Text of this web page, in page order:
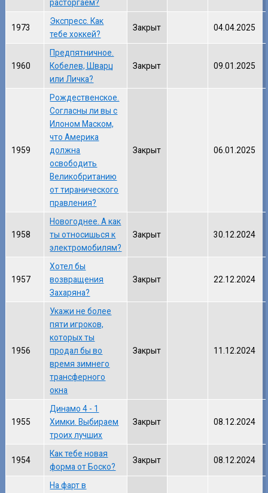
расторгаем?
1973
Экспресс. Как
тебе хоккей?
Закрыт 04.04.2025
1960
Предпятничное.
Кобелев, Шварц
или Личка?
Закрыт 09.01.2025
1959
Рождественское.
Согласны ли вы с
Илоном Маском,
что Америка
должна
освободить
Великобританию
от тиранического
правления?
Закрыт 06.01.2025
1958
Новогоднее. А как
ты относишься к
электромобилям?
Закрыт 30.12.2024
1957
Хотел бы
возвращения
Захаряна?
Закрыт 22.12.2024
1956
Укажи не более
пяти игроков,
которых ты
продал бы во
время зимнего
трансферного
окна
Закрыт 11.12.2024
1955
Динамо 4 - 1
Химки. Выбираем
троих лучших
Закрыт 08.12.2024
1954
Как тебе новая
форма от Боско?
Закрыт 08.12.2024
На фарт в